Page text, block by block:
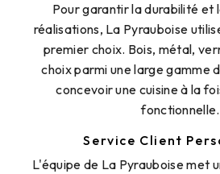
Pour garantir la durabilité et
réalisations, La Pyrauboise
premier choix. Bois, métal,
choix parmi une large gamme
concevoir une cuisine à la
fonctionnelle.
Service Client
L'équipe de La Pyrauboise met